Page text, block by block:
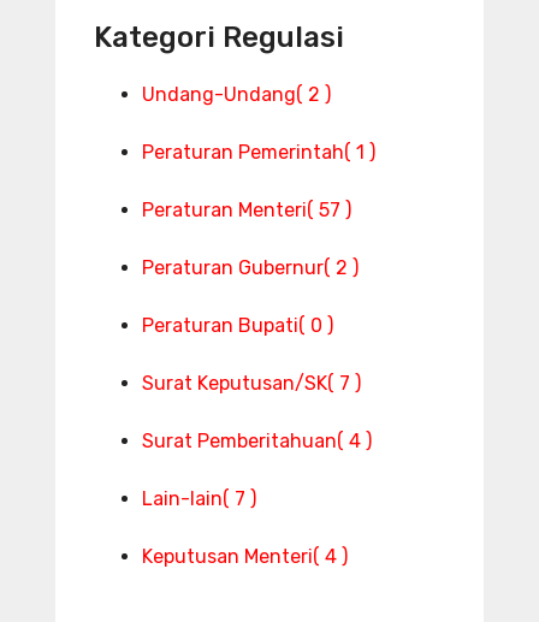
Kategori Regulasi
Undang-Undang( 2 )
Peraturan Pemerintah( 1 )
Peraturan Menteri( 57 )
Peraturan Gubernur( 2 )
Peraturan Bupati( 0 )
Surat Keputusan/SK( 7 )
Surat Pemberitahuan( 4 )
Lain-lain( 7 )
Keputusan Menteri( 4 )